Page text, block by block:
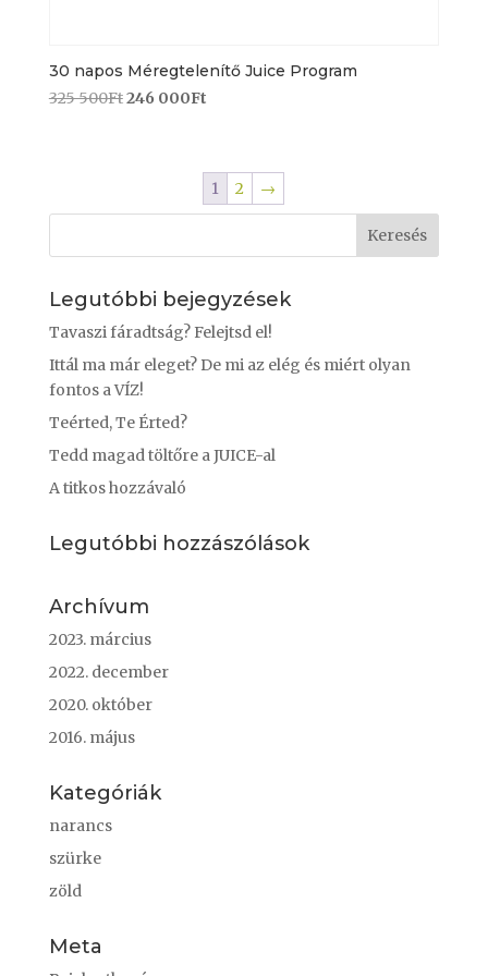
30 napos Méregtelenítő Juice Program
325 500Ft246 000Ft
1 2 →
Legutóbbi bejegyzések
Tavaszi fáradtság? Felejtsd el!
Ittál ma már eleget? De mi az elég és miért olyan
fontos a VÍZ!
Teérted, Te Érted?
Tedd magad töltőre a JUICE-al
A titkos hozzávaló
Legutóbbi hozzászólások
Archívum
2023. március
2022. december
2020. október
2016. május
Kategóriák
narancs
szürke
zöld
Meta